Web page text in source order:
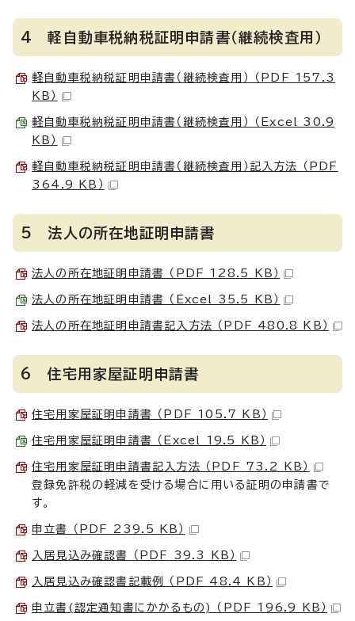
4 軽自動車税納税証明申請書（継続検査用）
軽自動車税納税証明申請書（継続検査用） （PDF 157.3
KB）
軽自動車税納税証明申請書（継続検査用） （Excel 30.9
KB）
軽自動車税納税証明申請書（継続検査用）記入方法 （PDF
364.9 KB）
5 法人の所在地証明申請書
法人の所在地証明申請書 （PDF 128.5 KB）
法人の所在地証明申請書 （Excel 35.5 KB）
法人の所在地証明申請書記入方法 （PDF 480.8 KB）
6 住宅用家屋証明申請書
住宅用家屋証明申請書 （PDF 105.7 KB）
住宅用家屋証明申請書 （Excel 19.5 KB）
住宅用家屋証明申請書記入方法 （PDF 73.2 KB）
登録免許税の軽減を受ける場合に用いる証明の申請書で
す。
申立書 （PDF 239.5 KB）
入居見込み確認書 （PDF 39.3 KB）
入居見込み確認書記載例 （PDF 48.4 KB）
申立書(認定通知書にかかるもの) （PDF 196.9 KB）